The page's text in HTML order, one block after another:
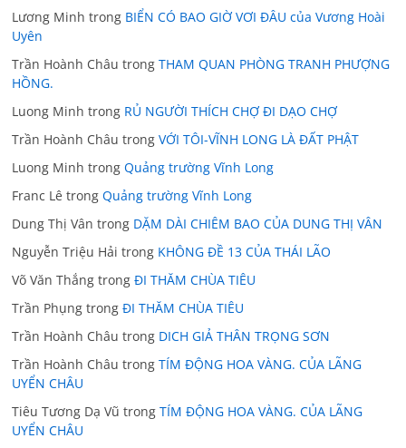
Lương Minh trong BIỂN CÓ BAO GIỜ VƠI ĐÂU của Vương Hoài
Uyên
Trần Hoành Châu trongTHAM QUAN PHÒNG TRANH PHƯỢNG
HỒNG.
Luong Minh trong RỦ NGƯỜI THÍCH CHỢ ĐI DẠO CHỢ
Trần Hoành Châu trongVỚI TÔI-VĨNH LONG LÀ ĐẤT PHẬT
Luong Minh trongQuảng trường Vĩnh Long
Franc Lê trongQuảng trường Vĩnh Long
Dung Thị Vân trong DẶM DÀI CHIÊM BAO CỦA DUNG THỊ VÂN
Nguyễn Triệu Hải trong KHÔNG ĐỀ 13 CỦA THÁI LÃO
Võ Văn Thắng trongĐI THĂM CHÙA TIÊU
Trần Phụng trongĐI THĂM CHÙA TIÊU
Trần Hoành Châu trong DICH GIẢ THÂN TRỌNG SƠN
Trần Hoành Châu trongTÍM ĐỘNG HOA VÀNG. CỦA LÃNG
UYỂN CHÂU
Tiêu Tương Dạ Vũ trongTÍM ĐỘNG HOA VÀNG. CỦA LÃNG
UYỂN CHÂU